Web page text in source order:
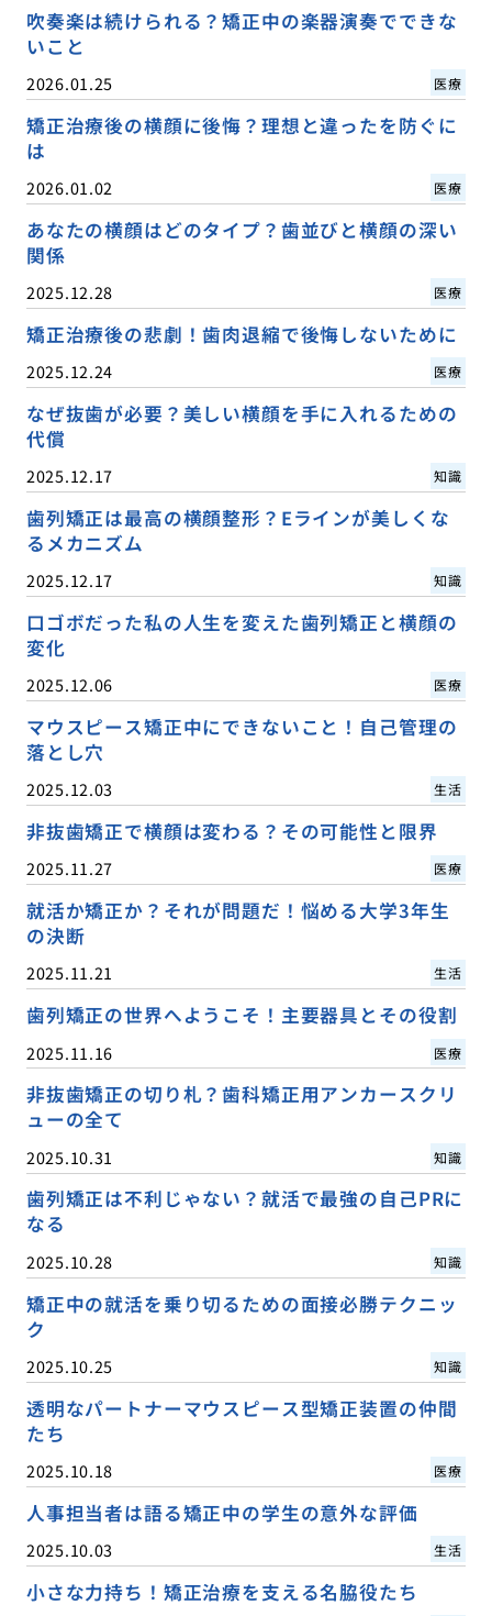
吹奏楽は続けられる？矯正中の楽器演奏でできな
いこと
2026.01.25 医療
矯正治療後の横顔に後悔？理想と違ったを防ぐに
は
2026.01.02 医療
あなたの横顔はどのタイプ？歯並びと横顔の深い
関係
2025.12.28 医療
矯正治療後の悲劇！歯肉退縮で後悔しないために
2025.12.24 医療
なぜ抜歯が必要？美しい横顔を手に入れるための
代償
2025.12.17 知識
歯列矯正は最高の横顔整形？Eラインが美しくな
るメカニズム
2025.12.17 知識
口ゴボだった私の人生を変えた歯列矯正と横顔の
変化
2025.12.06 医療
マウスピース矯正中にできないこと！自己管理の
落とし穴
2025.12.03 生活
非抜歯矯正で横顔は変わる？その可能性と限界
2025.11.27 医療
就活か矯正か？それが問題だ！悩める大学3年生
の決断
2025.11.21 生活
歯列矯正の世界へようこそ！主要器具とその役割
2025.11.16 医療
非抜歯矯正の切り札？歯科矯正用アンカースクリ
ューの全て
2025.10.31 知識
歯列矯正は不利じゃない？就活で最強の自己PRに
なる
2025.10.28 知識
矯正中の就活を乗り切るための面接必勝テクニッ
ク
2025.10.25 知識
透明なパートナーマウスピース型矯正装置の仲間
たち
2025.10.18 医療
人事担当者は語る矯正中の学生の意外な評価
2025.10.03 生活
小さな力持ち！矯正治療を支える名脇役たち